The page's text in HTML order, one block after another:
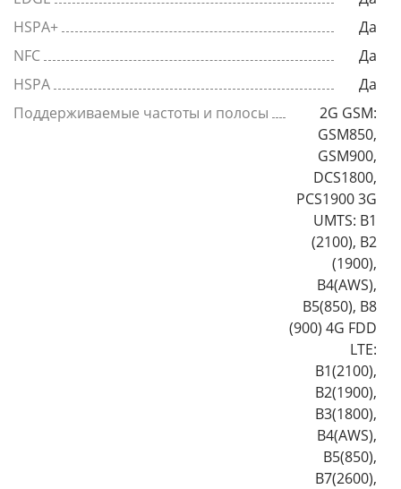
HSPA+
Да
NFC
Да
HSPA
Да
Поддерживаемые частоты и полосы
2G GSM:
GSM850,
GSM900,
DCS1800,
PCS1900 3G
UMTS: B1
(2100), B2
(1900),
B4(AWS),
B5(850), B8
(900) 4G FDD
LTE:
B1(2100),
B2(1900),
B3(1800),
B4(AWS),
B5(850),
B7(2600),